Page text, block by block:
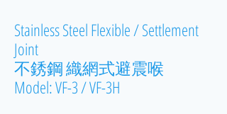
Stainless Steel Flexible / Settlement
Joint
不銹鋼 織網式避震喉
Model: VF-3 / VF-3H